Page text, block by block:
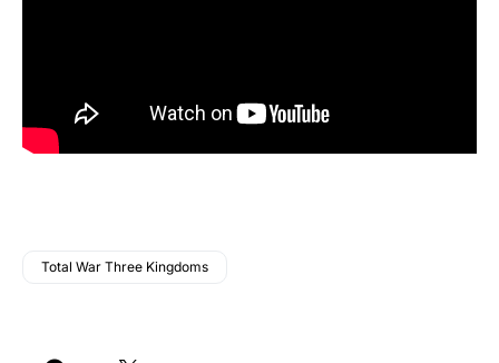
Total War Three Kingdoms